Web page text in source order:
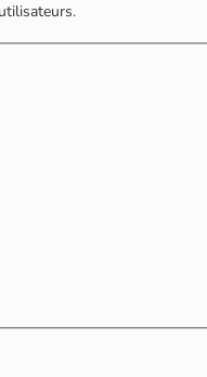
GOBOULOT